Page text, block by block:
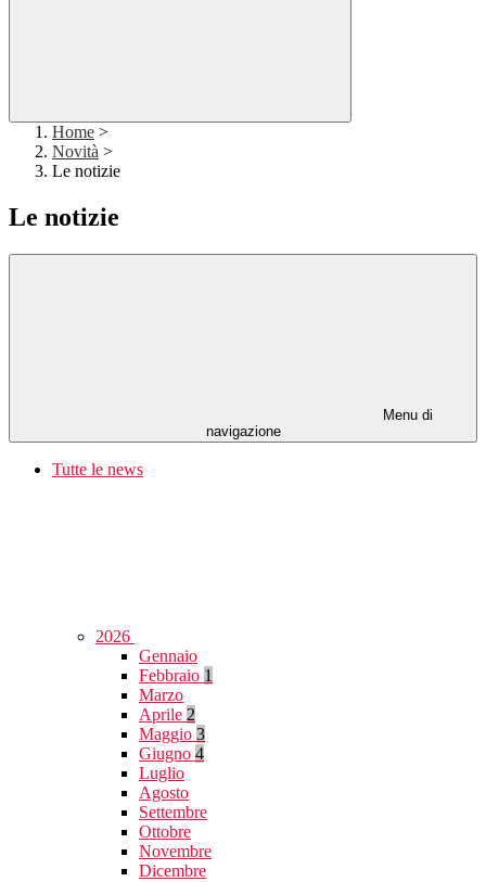
Home >
Novità >
Le notizie
Le notizie
Menu di
navigazione
Tutte le news
2026
Gennaio
Febbraio 1
Marzo
Aprile 2
Maggio 3
Giugno 4
Luglio
Agosto
Settembre
Ottobre
Novembre
Dicembre